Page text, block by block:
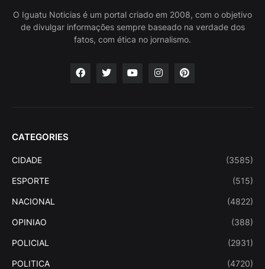
O Iguatu Noticias é um portal criado em 2008, com o objetivo
de divulgar informações sempre baseado na verdade dos
fatos, com ética no jornalismo.
CATEGORIES
CIDADE (3585)
ESPORTE (515)
NACIONAL (4822)
OPINIAO (388)
POLICIAL (2931)
POLITICA (4720)